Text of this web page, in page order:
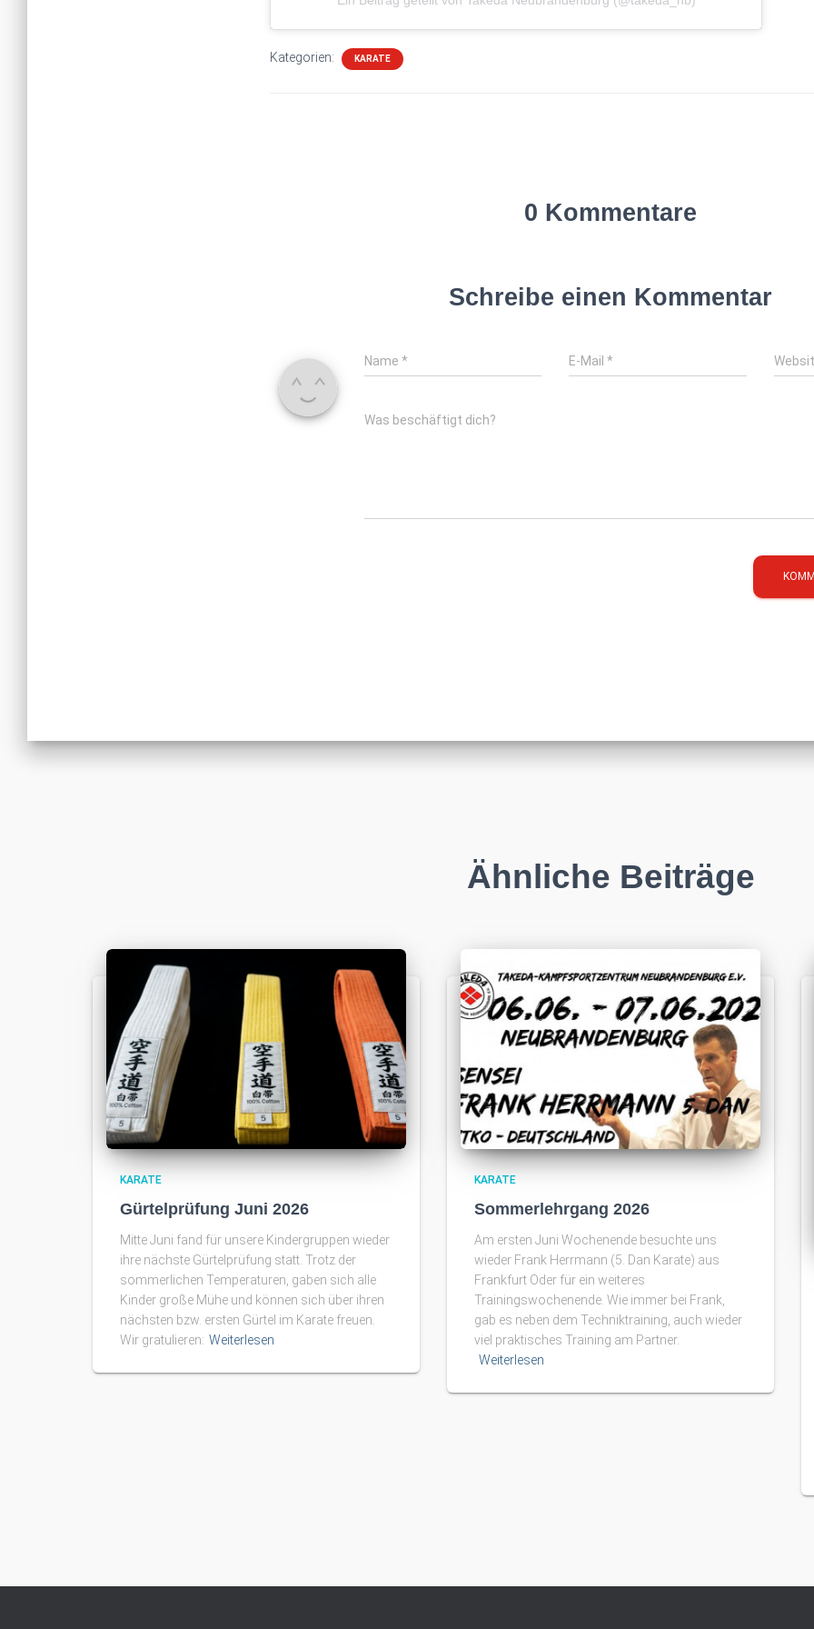
Kategorien: KARATE
0 Kommentare
Schreibe einen Kommentar
Name * E-Mail*
Was beschäftigt dich?
Ähnliche Beiträge
KARATE
Gürtelprüfung Juni 2026
Mitte Juni fand für unsere Kindergruppen wieder
ihre nächste Gürtelprüfung statt. Trotz der
sommerlichen Temperaturen, gaben sich alle
Kinder große Mühe und können sich über ihren
nächsten bzw. ersten Gürtel im Karate freuen.
Wir gratulieren: Weiterlesen
KARATE
Sommerlehrgang 2026
Am ersten Juni Wochenende besuchte uns
wieder Frank Herrmann (5. Dan Karate) aus
Frankfurt Oder für ein weiteres
Trainingswochenende. Wie immer bei Frank,
gab es neben dem Techniktraining, auch wieder
viel praktisches Training am Partner.
Weiterlesen